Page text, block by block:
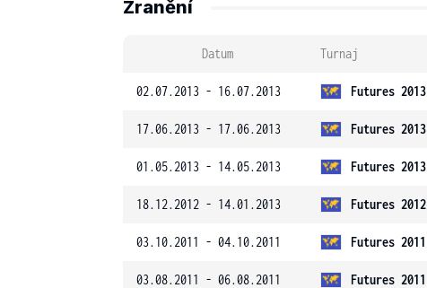
Zranění
Datum Turnaj
02.07.2013 - 16.07.2013 Futures 2013
17.06.2013 - 17.06.2013 Futures 2013
01.05.2013 - 14.05.2013 Futures 2013
18.12.2012 - 14.01.2013 Futures 2012
03.10.2011 - 04.10.2011 Futures 2011
03.08.2011 - 06.08.2011 Futures 2011